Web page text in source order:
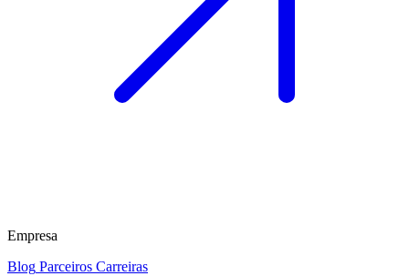
Empresa
Blog Parceiros Carreiras